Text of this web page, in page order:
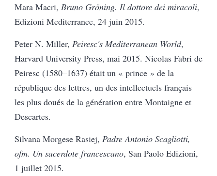
Mara Macri, Bruno Gröning. Il dottore dei miracoli,
Edizioni Mediterranee, 24 juin 2015.
Peter N. Miller, Peiresc's Mediterranean World,
Harvard University Press, mai 2015. Nicolas Fabri de
Peiresc (1580–1637) était un « prince » de la
république des lettres, un des intellectuels français
les plus doués de la génération entre Montaigne et
Descartes.
Silvana Morgese Rasiej, Padre Antonio Scagliotti,
ofm. Un sacerdote francescano, San Paolo Edizioni,
1 juillet 2015.